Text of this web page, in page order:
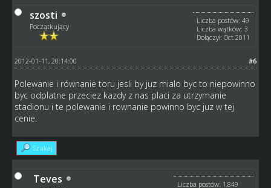
szosti
Początkujący
Liczba postów: 49
Liczba wątków: 3
Dołączył: Oct 2011
#6
2012-01-11, 20:14:00
Polewanie i równanie toru jesli by juz mialo byc to niepowinno
byc odplatne przeciez kazdy z nas placi za utrzymanie
stadionu i te polewanie i rownanie powinno byc juz w tej
cenie.
Szukaj
Teves
Liczba postów: 1,849